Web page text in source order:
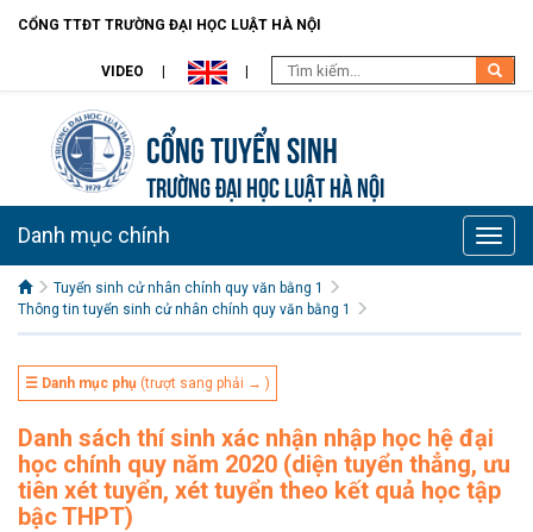
CỔNG TTĐT TRƯỜNG ĐẠI HỌC LUẬT HÀ NỘI
VIDEO
Cổng tuyển sinh
TRƯỜNG ĐẠI HỌC LUẬT HÀ NỘI
Toggle
Danh mục chính
Tuyển sinh cử nhân chính quy văn bằng 1
Thông tin tuyển sinh cử nhân chính quy văn bằng 1
☰ Danh mục phụ (trượt sang phải → )
Danh sách thí sinh xác nhận nhập học hệ đại
học chính quy năm 2020 (diện tuyển thẳng, ưu
tiên xét tuyển, xét tuyển theo kết quả học tập
bậc THPT)